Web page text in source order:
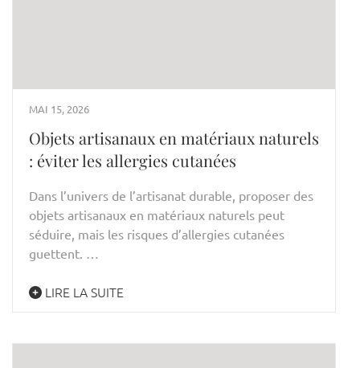
MAI 15, 2026
Objets artisanaux en matériaux naturels
: éviter les allergies cutanées
Dans l’univers de l’artisanat durable, proposer des
objets artisanaux en matériaux naturels peut
séduire, mais les risques d’allergies cutanées
guettent. …
LIRE LA SUITE